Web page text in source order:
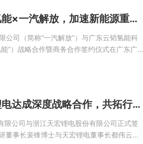
强强联合！云韬氢能×一汽解放，加速新能源重卡160万辆规模化进程
公司（简称“一汽解放”）与广东云韬氢能科
”）战略合作暨商务合作签约仪式在广东广州
巨湾技研与天宏锂电达成深度战略合作，共拓行业发展新篇章
限公司与浙江天宏锂电股份有限公司正式签
董事长裴锋博士与天宏锂电董事长都伟云现